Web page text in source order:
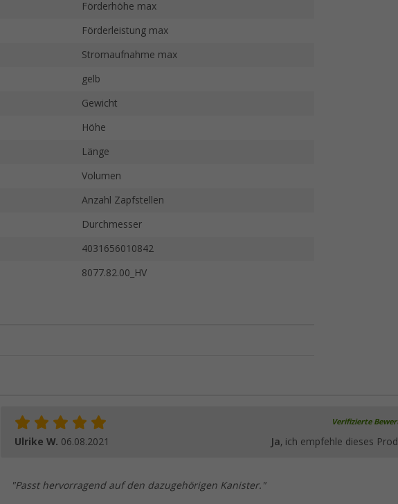
Förderhöhe max
Förderleistung max
Stromaufnahme max
gelb
Gewicht
Höhe
Länge
Volumen
Anzahl Zapfstellen
Durchmesser
4031656010842
8077.82.00_HV
Verifizierte
Ulrike W. 06.08.2021 Ja, ich empfehle dieses
"Passt hervorragend auf den dazugehörigen Kanister."